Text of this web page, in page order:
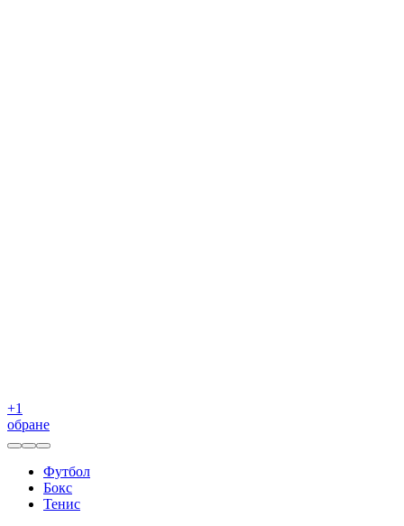
+1
обране
Футбол
Бокс
Тенис